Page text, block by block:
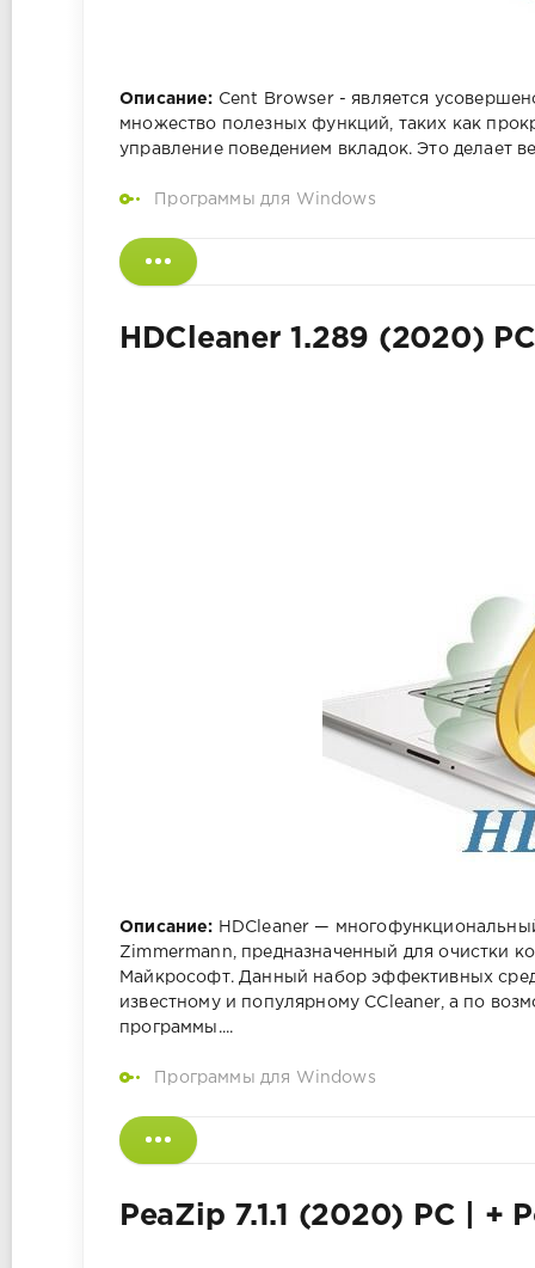
Описание: Cent Browser - является
множество полезных функций, таких как
управление поведением вкладок. Это делает
Программы для Windows
HDCleaner 1.289 (2020)
Описание: HDCleaner —
Zimmermann, предназначенный для очистки
Майкрософт. Данный набор эффективных
известному и популярному CCleaner, а по
программы....
Программы для Windows
PeaZip 7.1.1 (2020) РС | +